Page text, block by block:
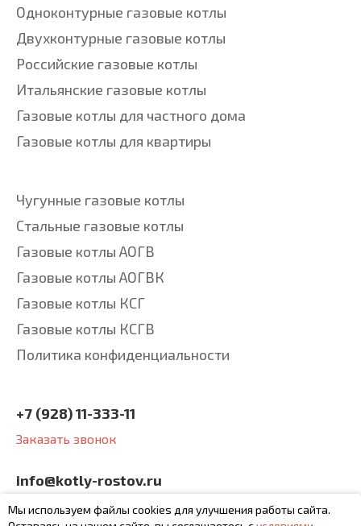
Одноконтурные газовые котлы
Двухконтурные газовые котлы
Российские газовые котлы
Итальянские газовые котлы
Газовые котлы для частного дома
Газовые котлы для квартиры
Чугунные газовые котлы
Стальные газовые котлы
Газовые котлы АОГВ
Газовые котлы АОГВК
Газовые котлы КСГ
Газовые котлы КСГВ
Политика конфиденциальности
+7 (928) 11-333-11
Заказать звонок
info@kotly-rostov.ru
будем рады вашим
Мы используем файлы cookies для улучшения работы сайта.